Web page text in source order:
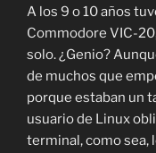
A los 9 o 10 años
Commodore VIC-
solo. ¿Genio?
de muchos que
porque estaban un
usuario de Linux
terminal, como sea,